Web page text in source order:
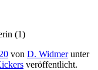
(1)
von D. Widmerunter
veröffentlicht.